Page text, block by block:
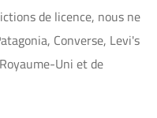
de licence, nous ne
Converse, Levi's
Uni et de